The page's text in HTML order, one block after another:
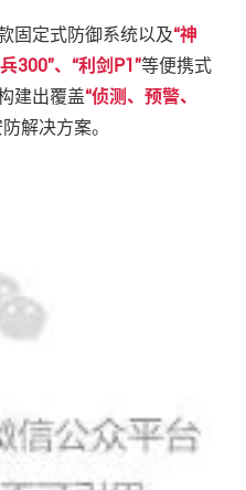
固定式防御系统以及“神
300”、“利剑P1”等便携式
建出覆盖“侦测、预警、
解决方案。